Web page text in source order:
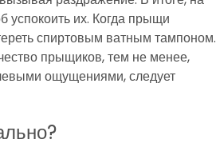
успокоить их. Когда прыщи
спиртовым ватным тампоном.
прыщиков, тем не менее,
ощущениями, следует